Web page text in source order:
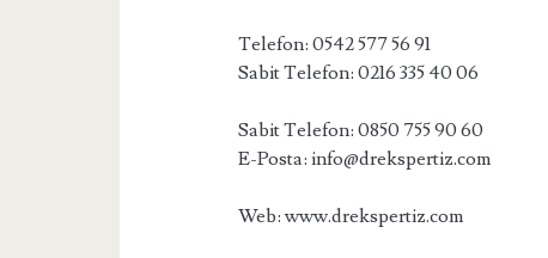
Telefon: 0542 577 56 91
Sabit Telefon: 0216 335 40 06
Sabit Telefon: 0850 755 90 60
E-Posta: info@drekspertiz.com
Web: www.drekspertiz.com